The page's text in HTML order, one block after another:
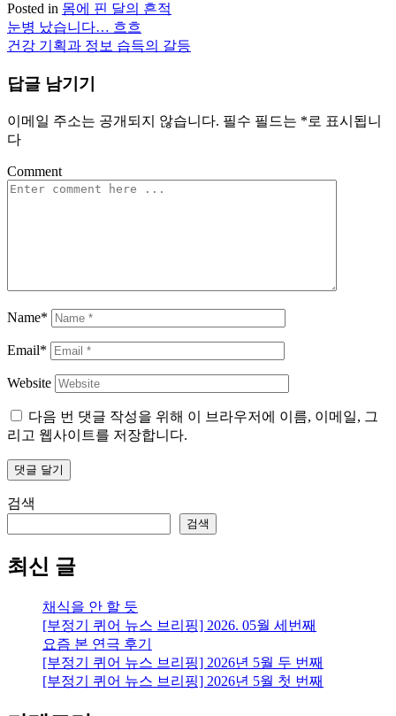
Posted in 몸에 핀 달의 흔적
글
탐
색
눈병 났습니다… 흐흐
건강 기획과 정보 습득의 갈등
답글 남기기
이메일 주소는 공개되지 않습니다. 필수 필드는 *로 표시됩니
다
Comment
Name*
Email*
Website
다음 번 댓글 작성을 위해 이 브라우저에 이름, 이메일, 그
리고 웹사이트를 저장합니다.
검색
검색
최신 글
채식을 안 할 듯
[부정기 퀴어 뉴스 브리핑] 2026. 05월 세번째
요즘 본 연극 후기
[부정기 퀴어 뉴스 브리핑] 2026년 5월 두 번째
[부정기 퀴어 뉴스 브리핑] 2026년 5월 첫 번째